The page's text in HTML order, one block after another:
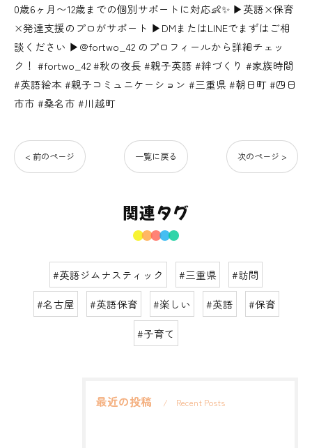
0歳6ヶ月〜12歳までの個別サポートに対応👶✨ ▶英語×保育
×発達支援のプロがサポート ▶DMまたはLINEでまずはご相
談ください ▶@fortwo_42 のプロフィールから詳細チェッ
ク！ #fortwo_42 #秋の夜長 #親子英語 #絆づくり #家族時間
#英語絵本 #親子コミュニケーション #三重県 #朝日町 #四日
市市 #桑名市 #川越町
< 前のページ 一覧に戻る 次のページ >
関連タグ
#英語ジムナスティック #三重県
#訪問
#名古屋
#英語保育 #楽しい #英語
#保育
#子育て
最近の投稿 Recent Posts